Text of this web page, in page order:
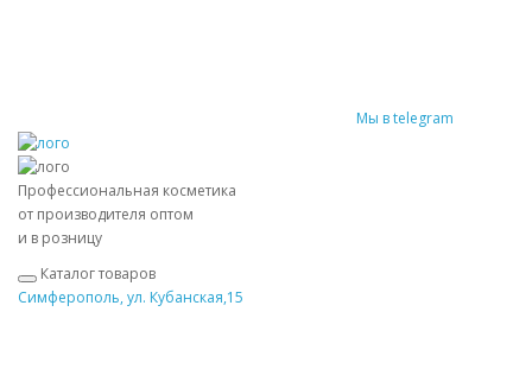
Мы в telegram
Профессиональная косметика
от производителя оптом
и в розницу
Каталог товаров
Симферополь, ул. Кубанская,15